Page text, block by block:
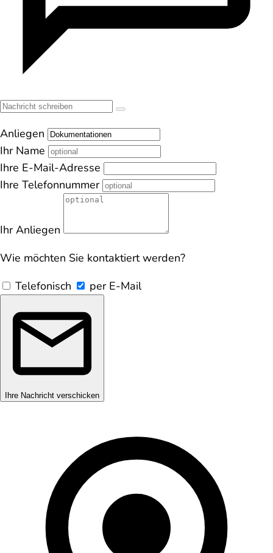
Anliegen
Ihr Name
Ihre E-Mail-Adresse
Ihre Telefonnummer
Ihr Anliegen
Wie möchten Sie kontaktiert werden?
Telefonisch
per E-Mail
Ihre Nachricht verschicken